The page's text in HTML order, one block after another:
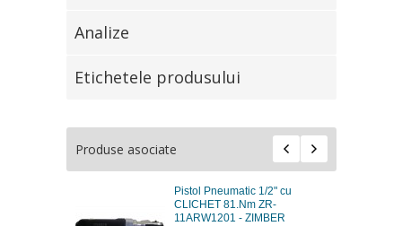
Analize
Etichetele produsului
Produse asociate
Pistol Pneumatic 1/2" cu
CLICHET 81.Nm ZR-
11ARW1201 - ZIMBER